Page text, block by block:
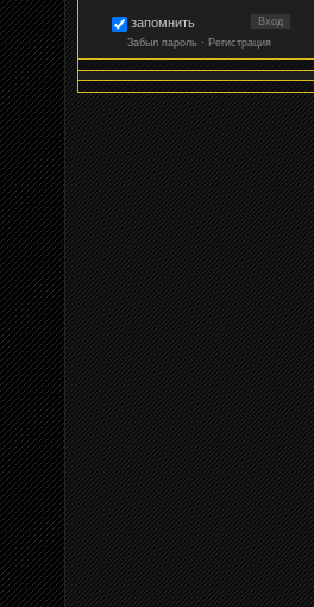
запомнить
Забыл пароль · Регистрация